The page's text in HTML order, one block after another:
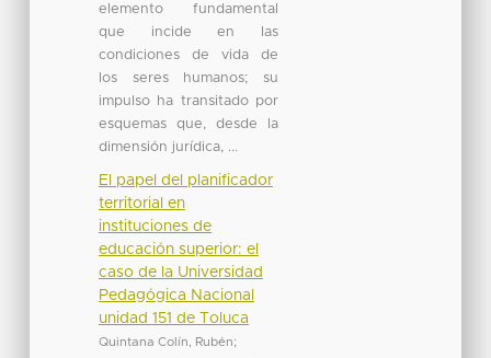
elemento fundamental
que incide en las
condiciones de vida de
los seres humanos; su
impulso ha transitado por
esquemas que, desde la
dimensión jurídica, ...
El papel del planificador
territorial en
instituciones de
educación superior: el
caso de la Universidad
Pedagógica Nacional
unidad 151 de Toluca
Quintana Colín, Rubén;